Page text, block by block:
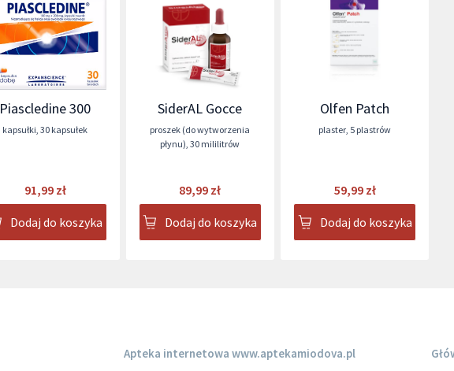
Piascledine 300
kapsułki,30 kapsułek
91,99 zł
Dodaj do koszyka
SiderAL Gocce
proszek (do wytworzenia
płynu),30 mililitrów
89,99 zł
Dodaj do koszyka
Olfen Patch
plaster, 5 plastrów
59,99 zł
Dodaj do koszyka
Apteka internetowa www.aptekamiodova.pl